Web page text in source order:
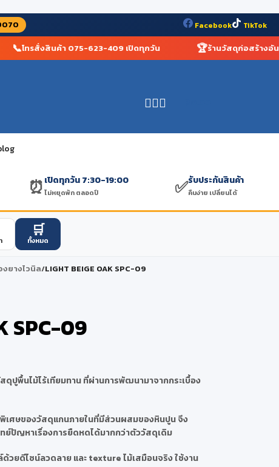
Facebook TikTok
โทรสั่งสินค้า 075-623-409 เปิดทุกวัน ร้านวัสดุก่อสร้างอันดับ
⏰เปิดทุกวัน 7:30-19:00
ไม่หยุดพัก ตลอดปี ✅รับประกันสินค้า
คืนง่าย เปลี่ยนได้
🛒
ทั้งหมด
งยางไวนิล/LIGHT BEIGE OAK SPC-09
SPC-09
ปูพื้นไม้ไร้เทียมทาน ที่ผ่านการพัฒนามาจากกระเบื้อง
พิเศษของวัสดุแกนภายในที่มีส่วนผสมของหินปูน จึง
ย์ปัญหาเรื่องการยืดหดได้มากกว่าตัววัสดุเดิม
วยดีไซน์ลวดลาย และ texture ไม้เสมือนจริง ใช้งาน